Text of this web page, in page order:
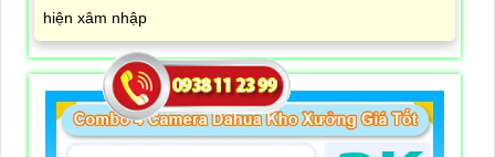
hiện xâm nhập